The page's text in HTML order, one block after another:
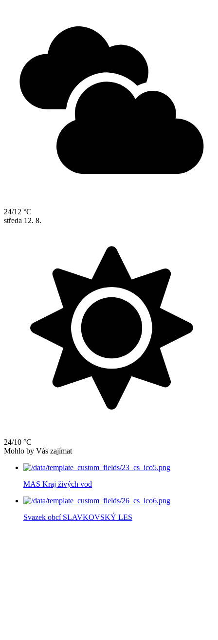
24/12 °C
středa 12. 8.
24/10 °C
Mohlo by Vás zajímat
MAS Kraj živých vod
Svazek obcí SLAVKOVSKÝ LES